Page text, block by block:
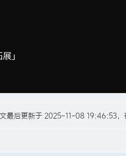
最后更新于 2025-11-08 19:46:53，